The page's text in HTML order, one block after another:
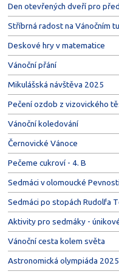
Den otevřených dveří pro
Stříbrná radost na Vánočním
Deskové hry v matematice
Vánoční přání
Mikulášská návštěva 2025
Pečení ozdob z vizovického
Vánoční koledování
Černovické Vánoce
Pečeme cukroví - 4. B
Sedmáci v olomoucké
Sedmáci po stopách Rudolfa
Aktivity pro sedmáky -
Vánoční cesta kolem světa
Astronomická olympiáda 2025